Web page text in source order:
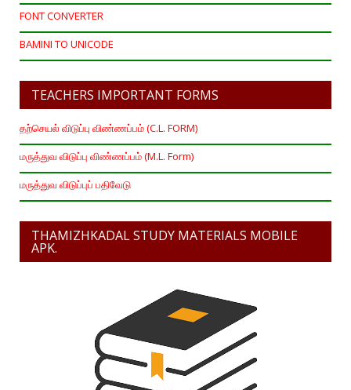
FONT CONVERTER
BAMINI TO UNICODE
TEACHERS IMPORTANT FORMS
தற்செயல் விடுப்பு விண்ணப்பம் (C.L. FORM)
மருத்துவ விடுப்பு விண்ணப்பம் (M.L. Form)
மருத்துவ விடுப்புப் பதிவேடு
THAMIZHKADAL STUDY MATERIALS MOBILE
APK.